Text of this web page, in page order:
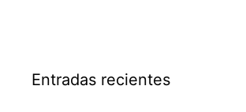
Entradas recientes